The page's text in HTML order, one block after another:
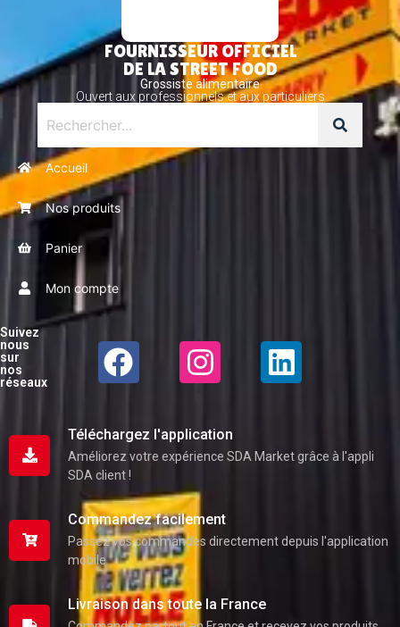
FOURNISSEUR OFFICIEL
DE LA STREET FOOD
Grossiste alimentaire
Ouvert aux professionnels et aux particuliers
Accueil
Nos produits
Panier
Mon compte
Téléchargez l'application
Améliorez votre expérience SDA Market grâce à l'appli
SDA client !
Commandez facilement
Passez vos commandes directement depuis l'application
mobile
Livraison dans toute la France
Suivez
nous
sur
nos
réseaux